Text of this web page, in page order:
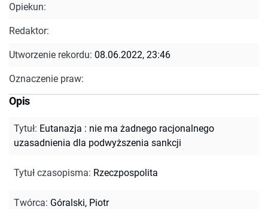
Opiekun:
Redaktor:
Utworzenie rekordu: 08.06.2022, 23:46
Oznaczenie praw:
Opis
Tytuł: Eutanazja : nie ma żadnego racjonalnego
uzasadnienia dla podwyższenia sankcji
Tytuł czasopisma: Rzeczpospolita
Twórca: Góralski, Piotr